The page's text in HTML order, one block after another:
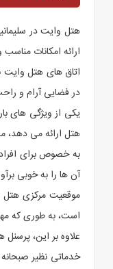
هتل وایت در
ارائه امکانات
اتاق های هتل وایت
در فضایی آرام و
یکی از ویژگی های
هتل ارائه می دهد،
به خصوص برای
آن ها را به خوبی
موقعیت مرکزی هتل
است، به طوری که
علاوه بر این،
خدماتی نظیر